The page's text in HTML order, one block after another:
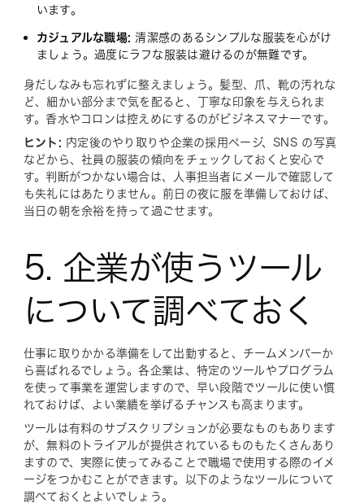
います。
カジュアルな職場: 清潔感のあるシンプルな服装を心がけ
ましょう。過度にラフな服装は避けるのが無難です。
身だしなみも忘れずに整えましょう。髪型、爪、靴の汚れな
ど、細かい部分まで気を配ると、丁寧な印象を与えられま
す。香水やコロンは控えめにするのがビジネスマナーです。
ヒント: 内定後のやり取りや企業の採用ページ、SNS の写真
などから、社員の服装の傾向をチェックしておくと安心で
す。判断がつかない場合は、人事担当者にメールで確認して
も失礼にはあたりません。前日の夜に服を準備しておけば、
当日の朝を余裕を持って過ごせます。
5. 企業が使うツール
について調べておく
仕事に取りかかる準備をして出勤すると、チームメンバーか
ら喜ばれるでしょう。各企業は、特定のツールやプログラム
を使って事業を運営しますので、早い段階でツールに使い慣
れておけば、よい業績を挙げるチャンスも高まります。
ツールは有料のサブスクリプションが必要なものもあります
が、無料のトライアルが提供されているものもたくさんあり
ますので、実際に使ってみることで職場で使用する際のイメ
ージをつかむことができます。以下のようなツールについて
調べておくとよいでしょう。